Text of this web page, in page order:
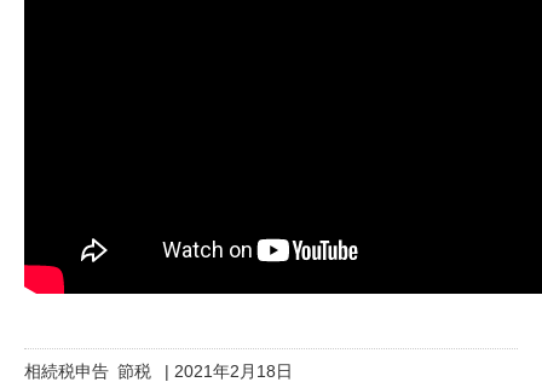
相続税申告 節税 | 2021年2月18日